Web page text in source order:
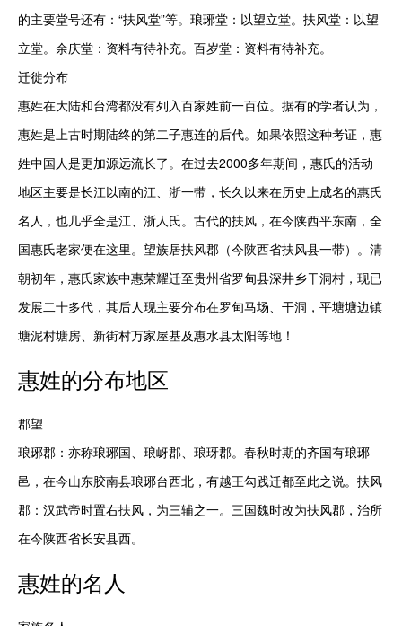
的主要堂号还有：“扶风堂”等。琅琊堂：以望立堂。扶风堂：以望
立堂。余庆堂：资料有待补充。百岁堂：资料有待补充。
迁徙分布
惠姓在大陆和台湾都没有列入百家姓前一百位。据有的学者认为，
惠姓是上古时期陆终的第二子惠连的后代。如果依照这种考证，惠
姓中国人是更加源远流长了。在过去2000多年期间，惠氏的活动
地区主要是长江以南的江、浙一带，长久以来在历史上成名的惠氏
名人，也几乎全是江、浙人氏。古代的扶风，在今陕西平东南，全
国惠氏老家便在这里。望族居扶风郡（今陕西省扶风县一带）。清
朝初年，惠氏家族中惠荣耀迁至贵州省罗甸县深井乡干洞村，现已
发展二十多代，其后人现主要分布在罗甸马场、干洞，平塘塘边镇
塘泥村塘房、新街村万家屋基及惠水县太阳等地！
惠姓的分布地区
郡望
琅琊郡：亦称琅琊国、琅岈郡、琅玡郡。春秋时期的齐国有琅琊
邑，在今山东胶南县琅琊台西北，有越王勾践迁都至此之说。扶风
郡：汉武帝时置右扶风，为三辅之一。三国魏时改为扶风郡，治所
在今陕西省长安县西。
惠姓的名人